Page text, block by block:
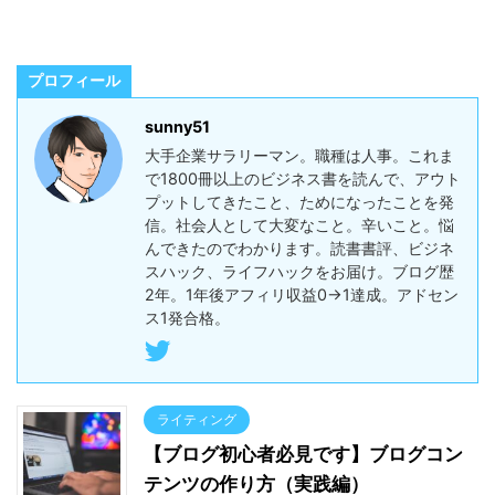
プロフィール
sunny51
大手企業サラリーマン。職種は人事。これま
で1800冊以上のビジネス書を読んで、アウト
プットしてきたこと、ためになったことを発
信。社会人として大変なこと。辛いこと。悩
んできたのでわかります。読書書評、ビジネ
スハック、ライフハックをお届け。ブログ歴
2年。1年後アフィリ収益0→1達成。アドセン
ス1発合格。
ライティング
【ブログ初心者必見です】ブログコン
テンツの作り方（実践編）